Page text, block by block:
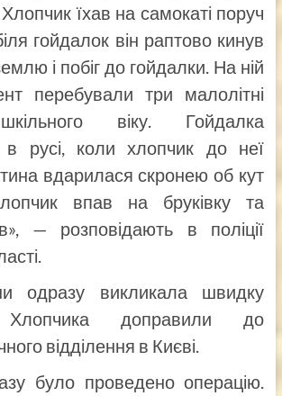
їхав на самокаті поруч
гойдалок він раптово кинув
і побіг до гойдалки. На ній
перебували три малолітні
віку. Гойдалка
в русі, коли хлопчик до неї
вдарилася скронею об кут
впав на бруківку та
— розповідають в поліції
одразу викликала швидку
Хлопчика доправили до
відділення в Києві.
було проведено операцію.